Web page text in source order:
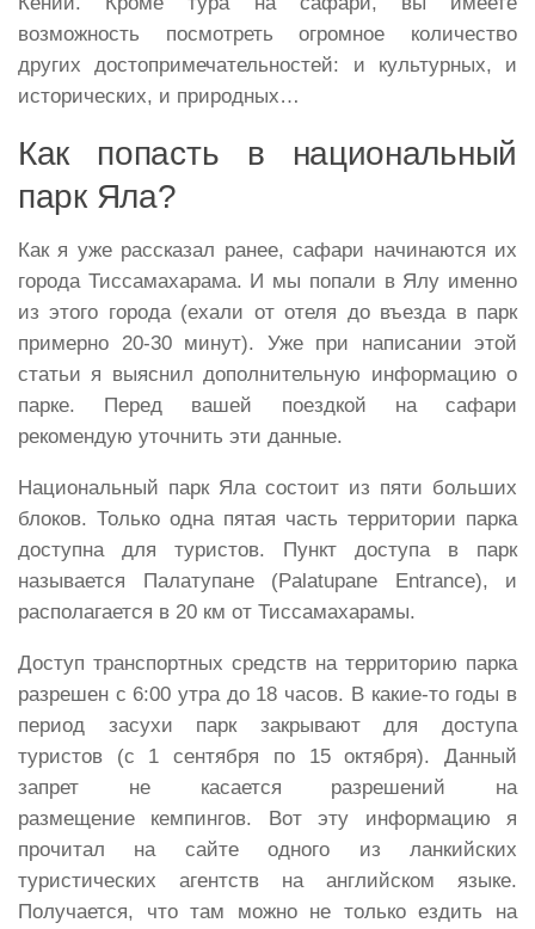
возможность посмотреть огромное количество
других достопримечательностей: и культурных, и
исторических, и природных…
Как попасть в национальный
парк Яла?
Как я уже рассказал ранее, сафари начинаются их
города Тиссамахарама. И мы попали в Ялу именно
из этого города (ехали от отеля до въезда в парк
примерно 20-30 минут). Уже при написании этой
статьи я выяснил дополнительную информацию о
парке. Перед вашей поездкой насафари
рекомендую уточнить эти данные.
Национальный парк Яла состоит из пяти больших
блоков. Только одна пятая часть территории парка
доступна для туристов. Пункт доступа в парк
называется Палатупане (Palatupane Entrance), и
располагается в 20 км от Тиссамахарамы.
Доступ транспортных средств на территорию парка
разрешен с 6:00 утра до 18 часов. В какие-то годы в
период засухи парк закрывают для доступа
туристов (с 1 сентября по 15 октября). Данный
запрет не касается разрешений на
размещение кемпингов. Вот эту информацию я
прочитал на сайте одного из ланкийских
туристических агентств на английском языке.
Получается, что там можно не только ездить на